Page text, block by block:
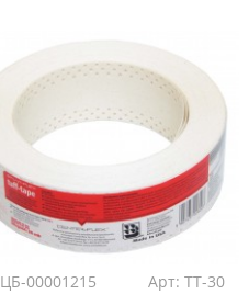
ЦБ-00001215 Арт: TT-30